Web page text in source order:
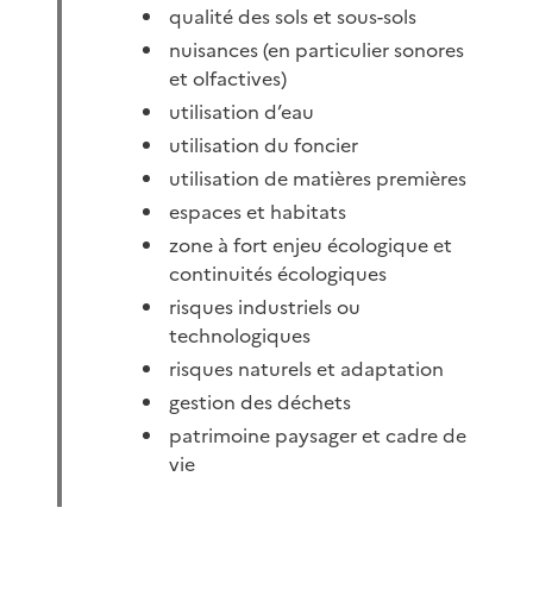
qualité des sols et sous-sols
nuisances (en particulier sonores
et olfactives)
utilisation d’eau
utilisation du foncier
utilisation de matières premières
espaces et habitats
zone à fort enjeu écologique et
continuités écologiques
risques industriels ou
technologiques
risques naturels et adaptation
gestion des déchets
patrimoine paysager et cadre de
vie